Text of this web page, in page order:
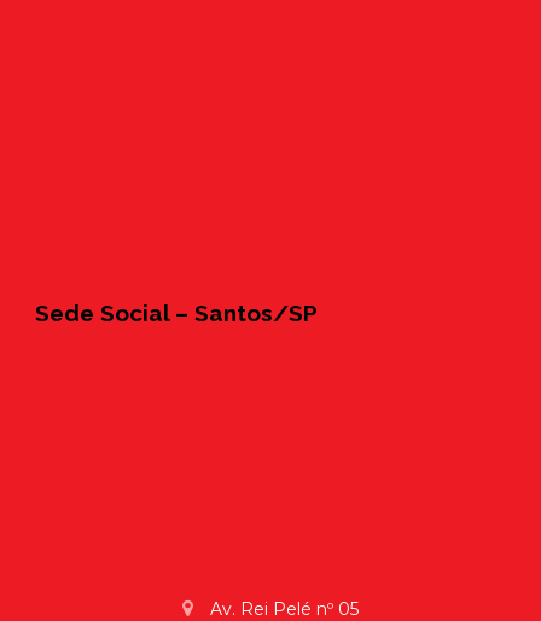
Sede Social – Santos/SP
Av. Rei Pelé nº 05